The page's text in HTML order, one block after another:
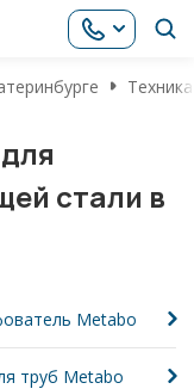
стали в
Metabo
труб Metabo